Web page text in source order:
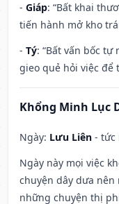
- Giáp: “Bất khai
tiến hành mở kho
- Tý: “Bất vấn bốc
gieo quẻ hỏi việc
Khổng Minh Lục
Ngày: Lưu Liên - tức
Ngày này mọi việc
chuyện dây dưa
những chuyện thị